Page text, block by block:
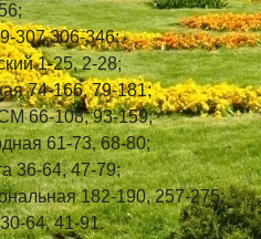
307,306-346;
1-25, 2-28;
74-166, 79-181;
66-108, 93-159;
61-73, 68-80;
36-64, 47-79;
182-190, 257-275;
64, 41-91.